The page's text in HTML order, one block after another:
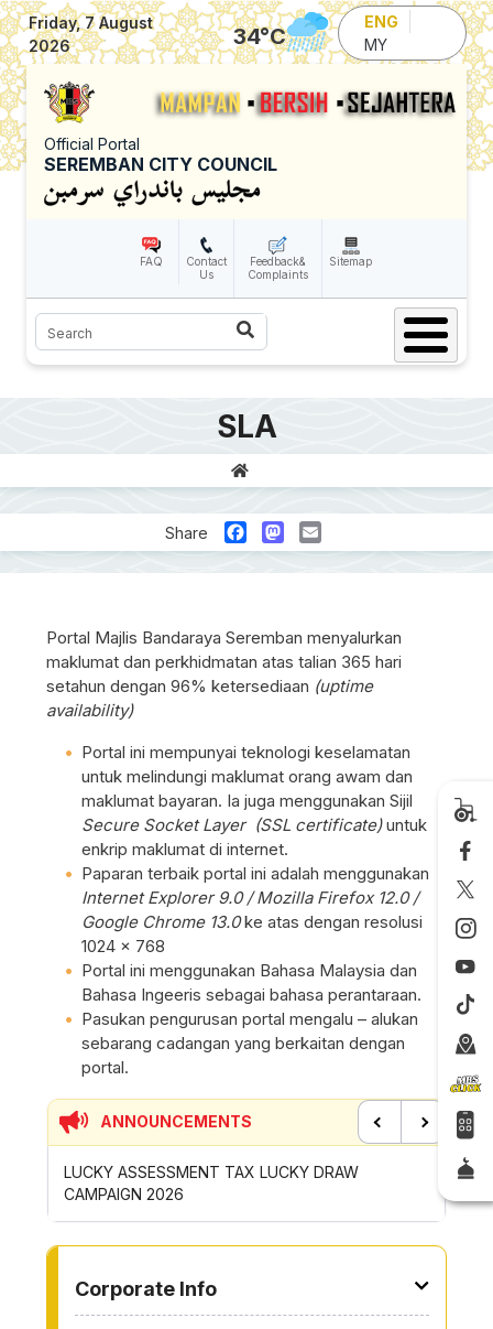
Skip to main content
Friday, 7 August
2026
34°C
ENG
MY
Official Portal
SEREMBAN CITY COUNCIL
FAQ
Contact
Us
Feedback&
Complaints
Sitemap
Search
SLA
Share FacebookMastodon
Email
Portal Majlis Bandaraya Seremban menyalurkan
maklumat dan perkhidmatan atas talian 365 hari
setahun dengan 96% ketersediaan (uptime
availability)
Portal ini mempunyai teknologi keselamatan
untuk melindungi maklumat orang awam dan
maklumat bayaran. Ia juga menggunakan Sijil
Secure Socket Layer (SSL certificate)untuk
enkrip maklumat di internet.
Paparan terbaik portal ini adalah menggunakan
Internet Explorer 9.0 / Mozilla Firefox 12.0 /
Google Chrome 13.0ke atas dengan resolusi
1024 x 768
Portal ini menggunakan Bahasa Malaysia dan
Bahasa Ingeeris sebagai bahasa perantaraan.
Pasukan pengurusan portal mengalu – alukan
sebarang cadangan yang berkaitan dengan
portal.
ANNOUNCEMENTS
LUCKY ASSESSMENT TAX LUCKY DRAW
CAMPAIGN 2026
Corporate Info